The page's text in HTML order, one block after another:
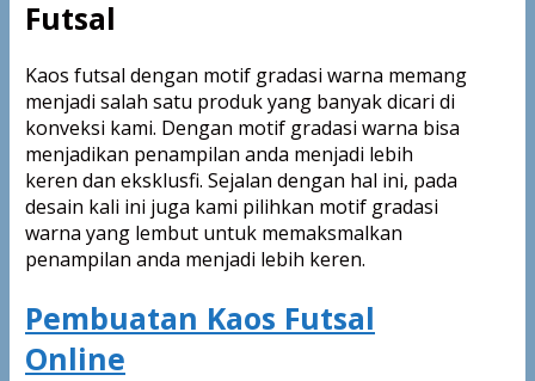
Futsal
Kaos futsal dengan motif gradasi warna memang
menjadi salah satu produk yang banyak dicari di
konveksi kami. Dengan motif gradasi warna bisa
menjadikan penampilan anda menjadi lebih
keren dan eksklusfi. Sejalan dengan hal ini, pada
desain kali ini juga kami pilihkan motif gradasi
warna yang lembut untuk memaksmalkan
penampilan anda menjadi lebih keren.
Pembuatan Kaos Futsal
Online